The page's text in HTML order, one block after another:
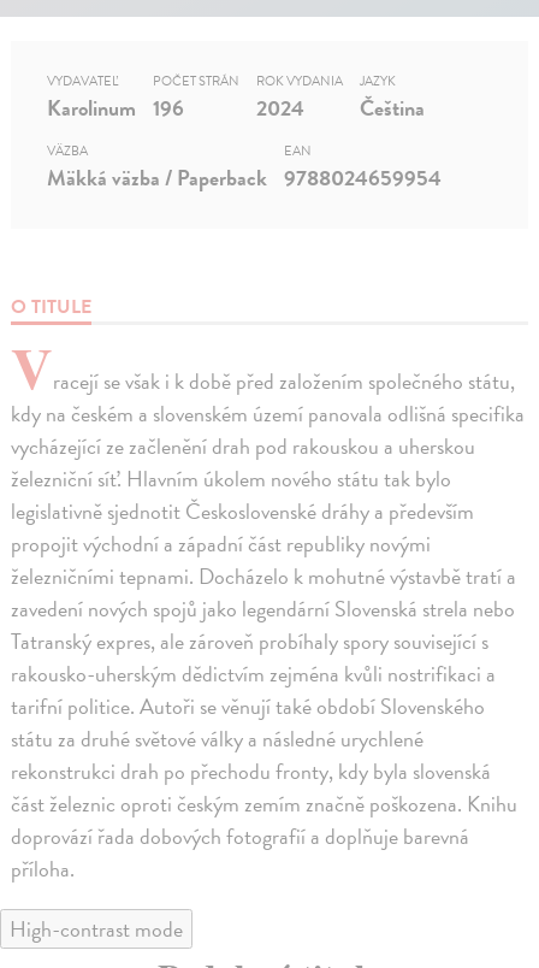
O TITULE
Vracejí se však i k době před založením společného státu,
kdy na českém a slovenském území panovala odlišná specifika
vycházející ze začlenění drah pod rakouskou a uherskou
železniční síť. Hlavním úkolem nového státu tak bylo
legislativně sjednotit Československé dráhy a především
propojit východní a západní část republiky novými
železničními tepnami. Docházelo k mohutné výstavbě tratí a
zavedení nových spojů jako legendární Slovenská strela nebo
Tatranský expres, ale zároveň probíhaly spory související s
rakousko-uherským dědictvím zejména kvůli nostrifikaci a
tarifní politice. Autoři se věnují také období Slovenského
státu za druhé světové války a následné urychlené
rekonstrukci drah po přechodu fronty, kdy byla slovenská
část železnic oproti českým zemím značně poškozena. Knihu
doprovází řada dobových fotografií a doplňuje barevná
příloha.
VYDAVATEĽ
Karolinum
POČET STRÁN
196
ROK VYDANIA
2024
JAZYK
Čeština
VÄZBA
Mäkká väzba / Paperback
EAN
9788024659954
High-contrast mode